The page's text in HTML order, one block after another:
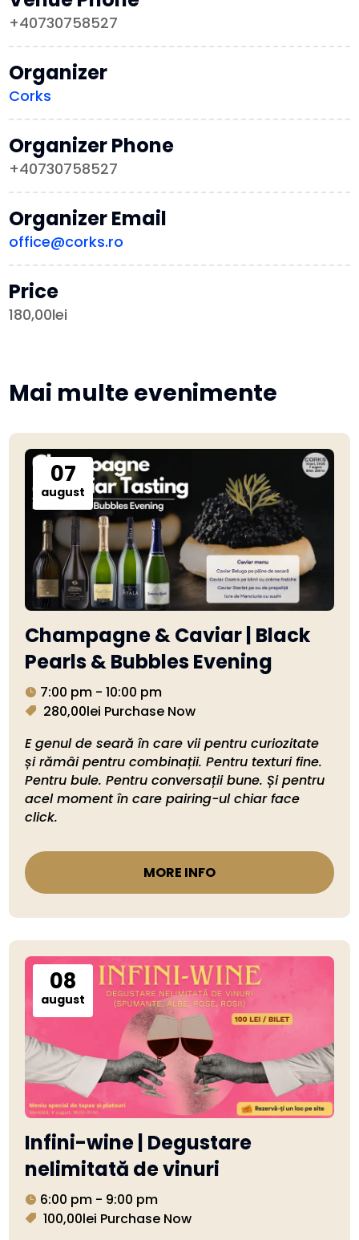
+40730758527
Organizer
Corks
Organizer Phone
+40730758527
Organizer Email
office@corks.ro
Price
180,00lei
Mai multe evenimente
07
august
Champagne & Caviar | Black
Pearls & Bubbles Evening
7:00 pm - 10:00 pm
280,00lei Purchase Now
E genul de seară în care vii pentru curiozitate
și rămâi pentru combinații. Pentru texturi fine.
Pentru bule. Pentru conversații bune. Și pentru
acel moment în care pairing-ul chiar face
click.
MORE INFO
08
august
Infini-wine | Degustare
nelimitată de vinuri
6:00 pm - 9:00 pm
100,00lei Purchase Now